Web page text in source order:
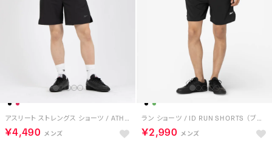
アスリート ストレングス ショーツ / ATHLETE STRENGTH SHORT （ブラック）
￥4,490
ラン ショーツ / ID RUN SHORTS （ブラック）
￥2,990